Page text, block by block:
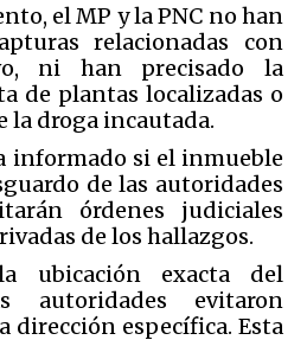
el MP y la PNC no han
relacionadas con
ni han precisado la
de plantas localizadas o
la droga incautada.
informado si el inmueble
de las autoridades
órdenes judiciales
de los hallazgos.
ubicación exacta del
autoridades evitaron
dirección específica. Esta